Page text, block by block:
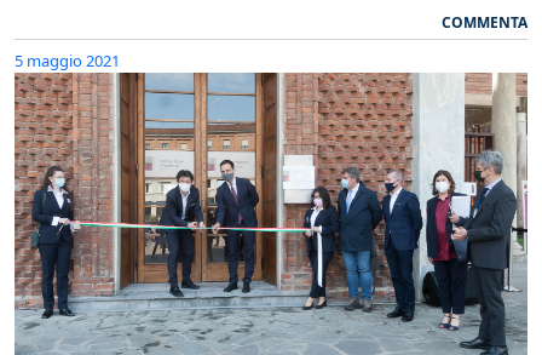
COMMENTA
5 maggio 2021